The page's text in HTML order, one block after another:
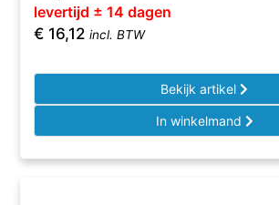
levertijd ± 14 dagen
€ 16,12 incl. BTW
Bekijk artikel
In winkelmand